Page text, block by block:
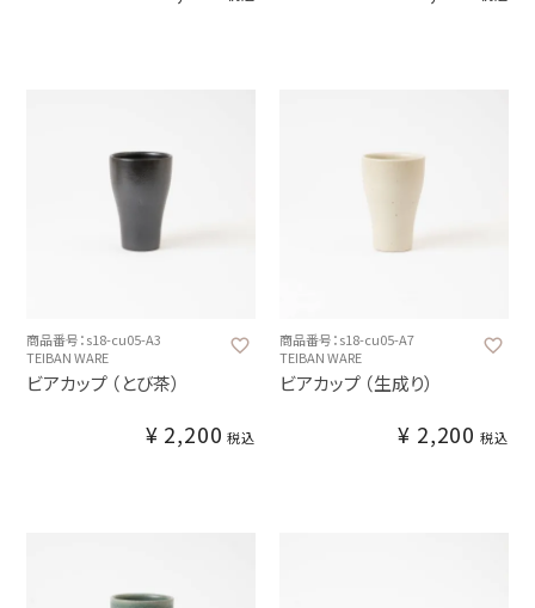
商品番号：s18-cu05-A3
TEIBAN WARE
ビアカップ （とび茶）
¥ 2,200 税込
商品番号：s18-cu05-A7
TEIBAN WARE
ビアカップ （生成り）
¥ 2,200 税込